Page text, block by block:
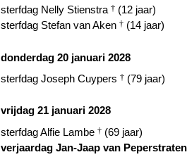
sterfdag Nelly Stienstra † (12 jaar)
sterfdag Stefan van Aken † (14 jaar)
donderdag 20 januari 2028
sterfdag Joseph Cuypers † (79 jaar)
vrijdag 21 januari 2028
sterfdag Alfie Lambe † (69 jaar)
verjaardag Jan-Jaap van